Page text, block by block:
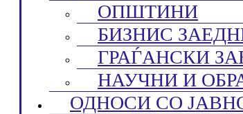
ОПШТИНИ
БИЗНИС
ГРАЃАНСКИ
НАУЧНИ И
ОДНОСИ СО